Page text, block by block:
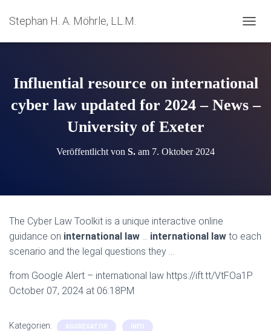
Stephan H. A. Möhrle, LL.M.
A
A
E
Influential resource on international
cyber law updated for 2024 – News –
University of Exeter
Veröffentlicht von S. am 7. Oktober 2024
The Cyber Law Toolkit is a unique interactive online
guidance on international law … international law to each
scenario and the legal questions they …
from Google Alert – international law https://ift.tt/VtFOa1P
October 07, 2024 at 06:18PM
Kategorien: AGGREGATOR INFO